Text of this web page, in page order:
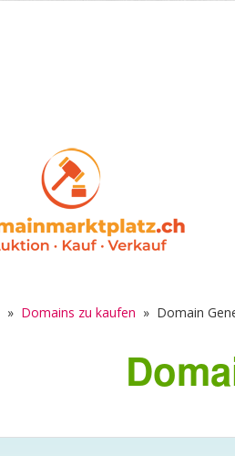
» Domains zu kaufen » Domain